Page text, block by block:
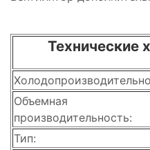
Технические
Объемная
производительность:
Тип: